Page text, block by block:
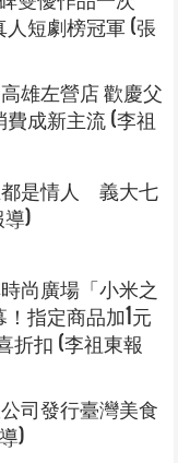
短劇榜冠軍 (張
雄左營店 歡慶父
成新主流 (李祖
都是情人 義大七
導)
尚廣場「小米之
指定商品加1元
折扣 (李祖東報
司發行臺灣美食
)